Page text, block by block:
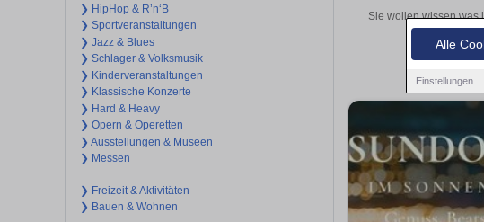
Alle
Einstellungen
❯ HipHop & R’n‘B
❯ Sportveranstaltungen
❯ Jazz & Blues
❯ Schlager & Volksmusik
❯ Kinderveranstaltungen
❯ Klassische Konzerte
❯ Hard & Heavy
❯ Opern & Operetten
❯ Ausstellungen & Museen
❯ Messen
❯ Freizeit & Aktivitäten
❯ Bauen & Wohnen
Sie wollen wissen was